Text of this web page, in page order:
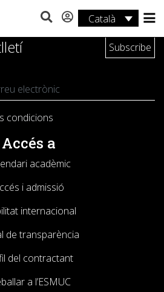
Català
condicions
Accés a
acadèmic
i admissió
internacional
de transparència
del contractant
a l’ESMUC